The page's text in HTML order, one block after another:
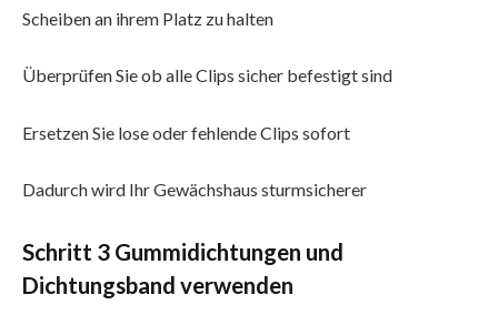
Scheiben an ihrem Platz zu halten
Überprüfen Sie ob alle Clips sicher befestigt sind
Ersetzen Sie lose oder fehlende Clips sofort
Dadurch wird Ihr Gewächshaus sturmsicherer
Schritt 3 Gummidichtungen und
Dichtungsband verwenden